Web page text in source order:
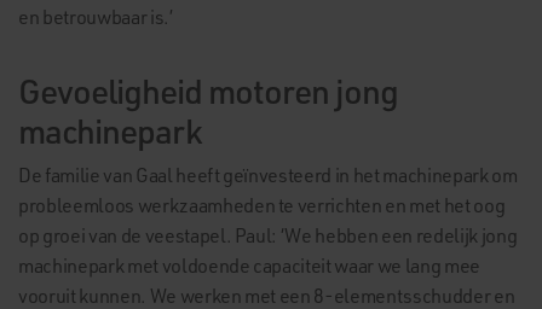
en betrouwbaar is.’
Gevoeligheid motoren jong
machinepark
De familie van Gaal heeft geïnvesteerd in het machinepark om
probleemloos werkzaamheden te verrichten en met het oog
op groei van de veestapel. Paul: ‘We hebben een redelijk jong
machinepark met voldoende capaciteit waar we lang mee
vooruit kunnen. We werken met een 8-elementsschudder en